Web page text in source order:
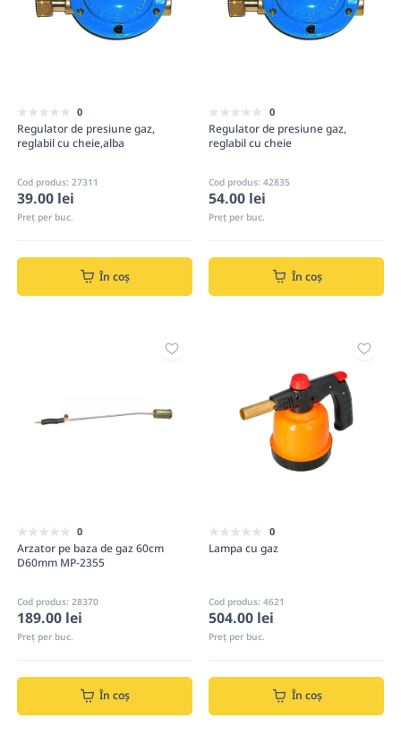
0
Regulator de presiune gaz,
reglabil cu cheie,alba
Cod produs: 27311
39.00 lei
Preț per buc.
În coș
0
Regulator de presiune gaz,
reglabil cu cheie
Cod produs: 42835
54.00 lei
Preț per buc.
În coș
0
Arzator pe baza de gaz 60cm
D60mm MP-2355
Cod produs: 28370
189.00 lei
Preț per buc.
În coș
0
Lampa cu gaz
Cod produs: 4621
504.00 lei
Preț per buc.
În coș